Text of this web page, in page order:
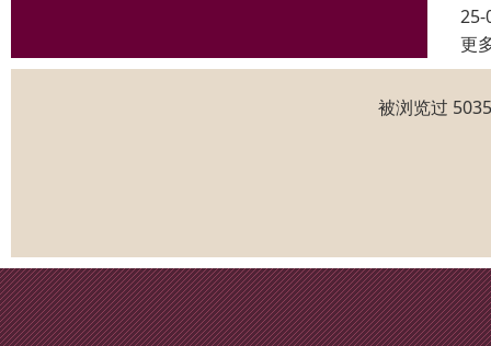
25-
更
被浏览过